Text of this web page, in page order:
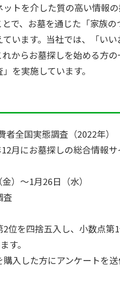
トを介した質の高い情報
で、お墓を通じた「家族
います。当社では、「い
からお墓探しを始める方
を実施しています。
全国実態調査（2022年）
月にお墓探しの総合情報
）～1月26日（水）
査
位を四捨五入し、小数点
す。
入した方にアンケートを